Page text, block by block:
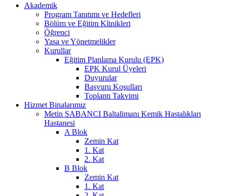
Akademik
Program Tanıtımı ve Hedefleri
Bölüm ve Eğitim Klinikleri
Öğrenci
Yasa ve Yönetmelikler
Kurullar
Eğitim Planlama Kurulu (EPK)
EPK Kurul Üyeleri
Duyurular
Başvuru Koşulları
Toplantı Takvimi
Hizmet Binalarımız
Metin SABANCI Baltalimanı Kemik Hastalıkları
Hastanesi
A Blok
Zemin Kat
1. Kat
2. Kat
B Blok
Zemin Kat
1. Kat